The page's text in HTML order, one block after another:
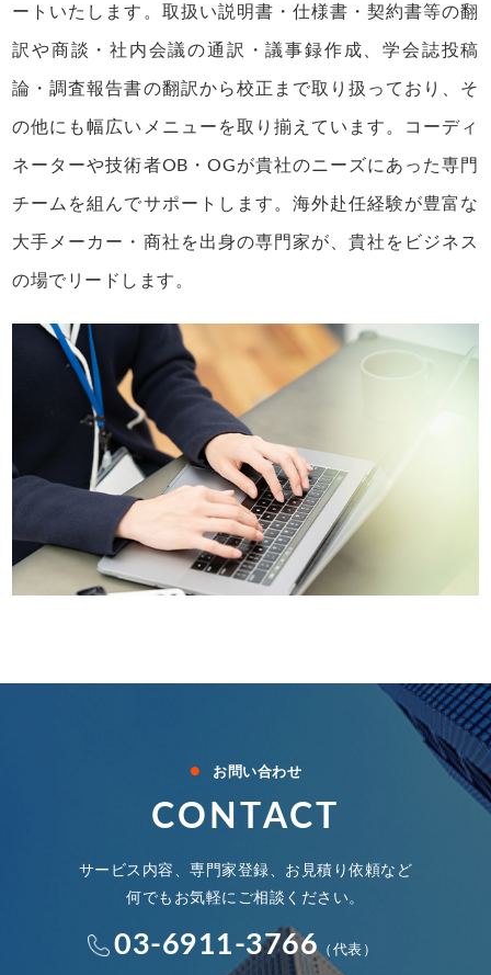
ートいたします。取扱い説明書・仕様書・契約書等の翻
訳や商談・社内会議の通訳・議事録作成、学会誌投稿
論・調査報告書の翻訳から校正まで取り扱っており、そ
の他にも幅広いメニューを取り揃えています。コーディ
ネーターや技術者OB・OGが貴社のニーズにあった専門
チームを組んでサポートします。海外赴任経験が豊富な
大手メーカー・商社を出身の専門家が、貴社をビジネス
の場でリードします。
● お問い合わせ
CONTACT
サービス内容、専門家登録、お見積り依頼など
何でもお気軽にご相談ください。
03-6911-3766（代表）